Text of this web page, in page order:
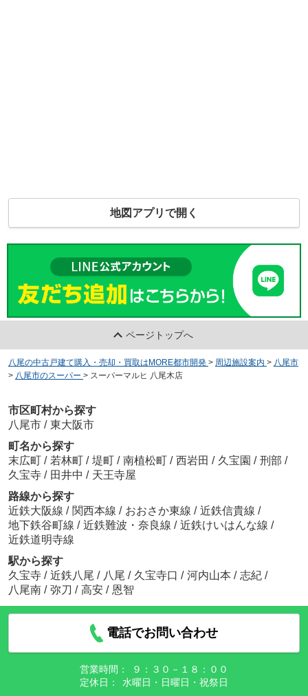
地図アプリで開く
ページトップへ
八尾の中古戸建て購入・売却・買取はMORE都市開発 > 周辺施設案内 > 八尾市
> 八尾市のスーパー > スーパーマルヒ 八尾木店
市区町村から探す
八尾市 / 東大阪市
町名から探す
末広町 / 若林町 / 堤町 / 南植松町 / 西岩田 / 久宝園 / 刑部 /
久宝寺 / 田井中 / 天王寺屋
路線から探す
近鉄大阪線 / 関西本線 / おおさか東線 / 近鉄信貴線 /
地下鉄谷町線 / 近鉄難波・奈良線 / 近鉄けいはんな線 /
近鉄道明寺線
駅から探す
久宝寺 / 近鉄八尾 / 八尾 / 久宝寺口 / 河内山本 / 志紀 /
八尾南 / 弥刀 / 高安 / 恩智
電話でお問い合わせ
営業時間：
９：３０－１８：００
定休日：
水曜日・日曜日・祝祭日